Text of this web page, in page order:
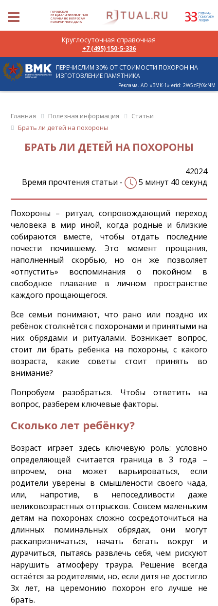
ГОРОДСКАЯ
СПЕЦИАЛИЗИРОВАННАЯ
СЛУЖБА ПО ВОПРОСАМ
ПОХОРОННОГО ДЕЛА
ПЕРЕЧИСЛИМ 30% ОТ СТОИМОСТИ ПОХОРОН НА
ИЗГОТОВЛЕНИЕ ПАМЯТНИКА
Реклама. АО «ВМК-1» erid: 2W5zFJYXcNM
Главная Полезная информация
Статьи
Брать ли детей на похороны
БРАТЬ ЛИ ДЕТЕЙ НА ПОХОРОНЫ
42024
Время прочтения статьи -
5 минут 40 секунд
Похороны – ритуал, сопровождающий переход
человека в мир иной, когда родные и близкие
собираются вместе, чтобы отдать последние
почести почившему. Это момент прощания,
наполненный скорбью, но он же позволяет
«отпустить» воспоминания о покойном в
свободное плавание в личном пространстве
каждого прощающегося.
Все семьи понимают, что рано или поздно их
ребёнок столкнётся с похоронами и принятыми на
них обрядами и ритуалами. Возникает вопрос,
стоит ли брать ребенка на похороны, с какого
возраста, какие советы стоит принять во
внимание?
Попробуем разобраться. Чтобы ответить на
вопрос, разберем ключевые факторы.
Сколько лет ребёнку?
Возраст играет здесь ключевую роль: условно
определяющей считается граница в 3 года –
впрочем, она может варьироваться, если
родители уверены в смышлености своего чада,
или, напротив, в непоседливости даже
великовозрастных отпрысков. Совсем маленьким
детям на похоронах сложно сосредоточиться на
длинных поминальных обрядах, они могут
раскапризничаться, начать бегать вокруг и
дурачиться, пытаясь развлечь себя, чем рискуют
нарушить атмосферу траура. Решение всегда
остаётся за родителями, но, если дитя не достигло
3х лет, на церемонию похорон его лучше не
брать.
Круглосуточная справочная
+7 (495) 150-5-336